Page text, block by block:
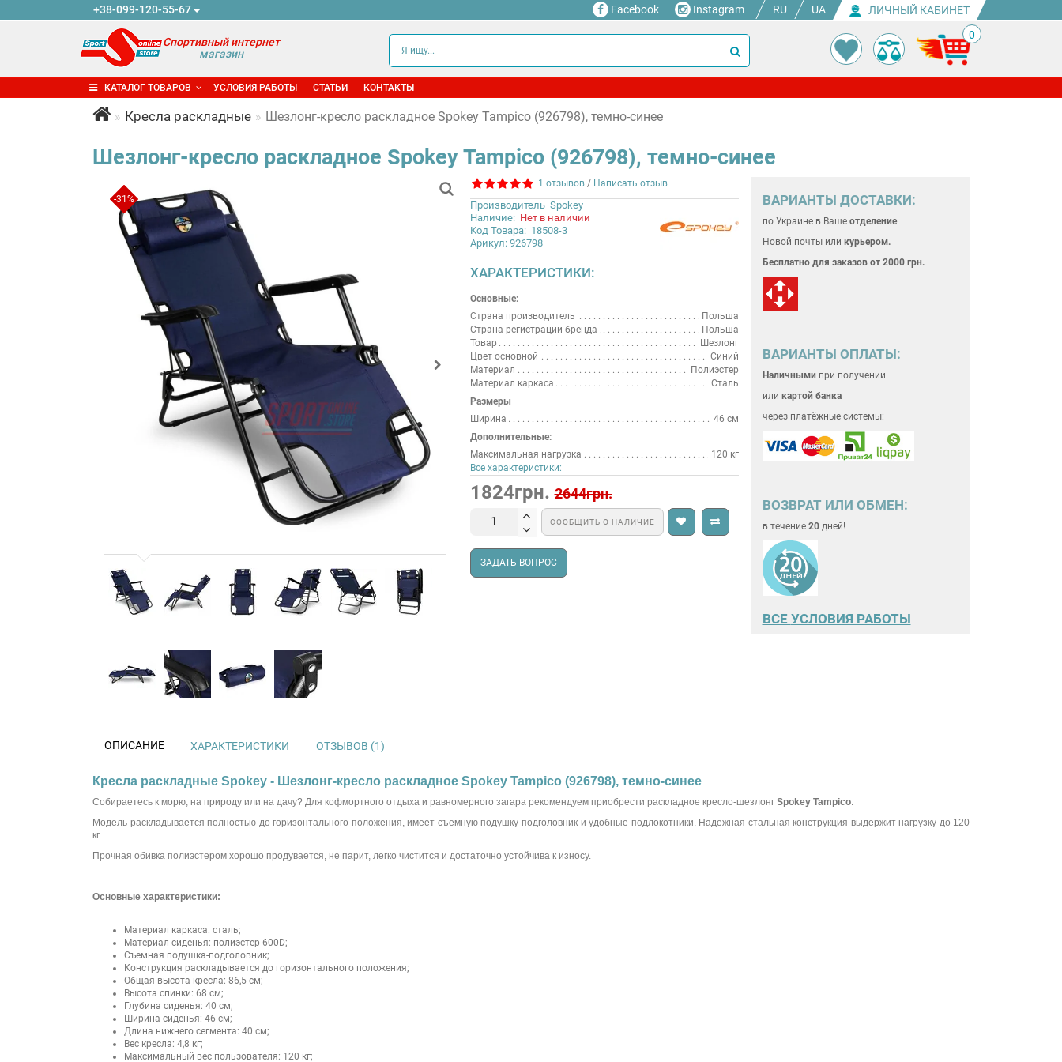
+38-099-120-55-67 Facebook Instagram RU UA ЛИЧНЫЙ КАБИНЕТ
Спортивный интернет
магазин
0
КАТАЛОГ ТОВАРОВ УСЛОВИЯ РАБОТЫ СТАТЬИ КОНТАКТЫ
Кресла раскладные Шезлонг-кресло раскладное Spokey Tampico (926798), темно-синее
Шезлонг-кресло раскладное Spokey Tampico (926798), темно-синее
-31%
1 отзывов / Написать отзыв
Производитель Spokey
Наличие: Нет в наличии
Код Товара: 18508-3
Арикул: 926798
ХАРАКТЕРИСТИКИ:
Основные:
Страна производитель
Польша
Страна регистрации бренда
Польша
Товар
Шезлонг
Цвет основной
Синий
Материал
Полиэстер
Материал каркаса
Сталь
Размеры
Ширина
46 см
Дополнительные:
Максимальная нагрузка
120 кг
Все характеристики:
1824грн. 2644грн.
СООБЩИТЬ О НАЛИЧИЕ
ЗАДАТЬ ВОПРОС
ВАРИАНТЫ ДОСТАВКИ:
по Украине в Ваше отделение
Новой почты или курьером.
Бесплатно для заказов от 2000 грн.
ВАРИАНТЫ ОПЛАТЫ:
Наличнымипри получении
или картой банка
через платёжные системы:
ВОЗВРАТ ИЛИ ОБМЕН:
в течение 20дней!
ВСЕ УСЛОВИЯ РАБОТЫ
ОПИСАНИЕ ХАРАКТЕРИСТИКИ ОТЗЫВОВ (1)
Кресла раскладные Spokey - Шезлонг-кресло раскладное Spokey Tampico (926798), темно-синее
Собираетесь к морю, на природу или на дачу? Для кофмортного отдыха и равномерного загара рекомендуем приобрести раскладное кресло-шезлонг Spokey Tampico.
Модель раскладывается полностью до горизонтального положения, имеет съемную подушку-подголовник и удобные подлокотники. Надежная стальная конструкция выдержит нагрузку до 120
кг.
Прочная обивка полиэстером хорошо продувается, не парит, легко чистится и достаточно устойчива к износу.
Основные характеристики:
Материал каркаса: сталь;
Материал сиденья: полиэстер 600D;
Съемная подушка-подголовник;
Конструкция раскладывается до горизонтального положения;
Общая высота кресла: 86,5 см;
Высота спинки: 68 см;
Глубина сиденья: 40 см;
Ширина сиденья: 46 см;
Длина нижнего сегмента: 40 см;
Вес кресла: 4,8 кг;
Максимальный вес пользователя: 120 кг;